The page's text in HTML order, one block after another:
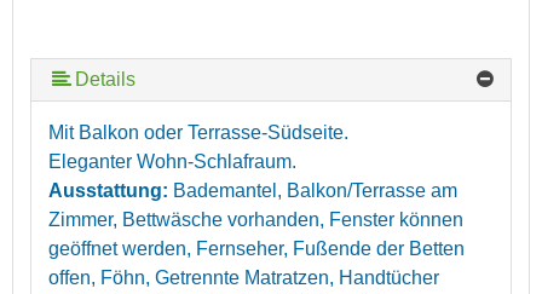
Details
Mit Balkon oder Terrasse-Südseite.
Eleganter Wohn-Schlafraum.
Ausstattung: Bademantel, Balkon/Terrasse am
Zimmer, Bettwäsche vorhanden, Fenster können
geöffnet werden, Fernseher, Fußende der Betten
offen, Föhn, Getrennte Matratzen, Handtücher